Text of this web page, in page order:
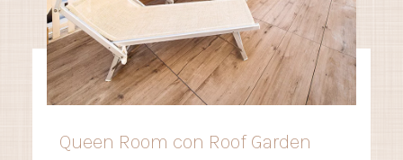
Queen Room con Roof Garden